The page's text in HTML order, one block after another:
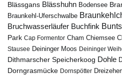
Blässgans Blässhuhn Bodensee
Braunkehl-Uferschwalbe
Bruchwasserläufer Buchfink
Park Cap Formentor Cham Chiemsee
Stausee Deininger Moos Deininger
Dithmarscher Speicherkoog Dohle
Dorngrasmücke Dornspötter